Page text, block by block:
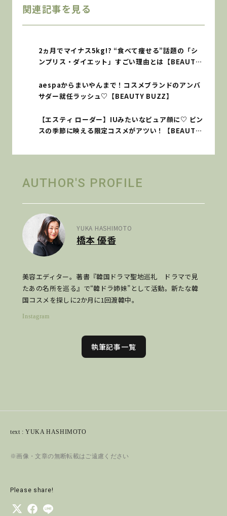
関連記事を見る
2ヵ月でマイナス5kg!? “食べて痩せる”話題の「シ
ンプリス・ダイエット」すごい理由とは【BEAUTY
aespaからまいやんまで！コスメブランドのアンバ
サダー就任ラッシュ♡【BEAUTY BUZZ】
【エスティ ローダー】IUみたいなピュア顔に♡ ピン
スの季節に映える限定コスメがアツい！【BEAUTY
AUTHOR'S PROFILE
YUKA HASHIMOTO
橋本 優香
美容エディター。著書『韓国ドラマ聖地巡礼 ドラマで見
たあの名所を巡る』で“韓ドラ姉妹”として活動。新たな韓
国コスメを探しに2か月に1回渡韓中。
Instagram
執筆記事一覧
text : YUKA HASHIMOTO
※画像・文章の無断転載はご遠慮ください
Please share!